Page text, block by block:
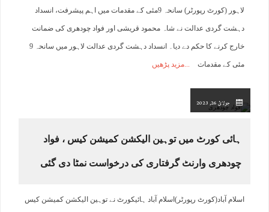
لاہور (کورٹ رپورٹر) سانحہ 9مئی کے مقدمات میں اہم پیشرفت، انسداد
دہشت گردی عدالت نے شاہ محمود قریشی اور فواد چودھری کی ضمانت
خارج کرنے کا حکم دے دیا۔ انسداد دہشت گردی عدالت لاہور میں سانحہ 9
مئی کے مقدمات مزید پڑھیں
جولائ 26, 2023
ہائی کورٹ میں توہین الیکشن کمیشن کیس ، فواد
چودھری وارنٹ گرفتاری کی درخواست نمٹا دی گئی
اسلام آباد(کورٹ رپورٹر)اسلام آباد ہائیکورٹ نے توہین الیکشن کمیشن کیس